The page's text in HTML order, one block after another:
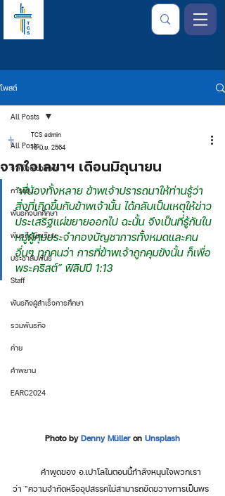
โพสต์
All Posts
จากใจเลขาธิการ
การเงิน
พันธกิจนักศึกษา
พันธกิจนักเรียน
ประชาสัมพันธ์
Staff
พันธกิจผู้สำเร็จการศึกษา
รวมพันธกิจ
ค่าย
คำพยาน
EARC2024
All Posts
จากใจเลขาฯ เดือนมิถุนายน
TCS admin
16 มิ.ย. 2564
“พี่น้องทั้งหลาย ข้าพเจ้าปรารถนาให้ท่านรู้ว่า
สิ่งที่เกิดขึ้นกับข้าพเจ้านั้น ได้กลับเป็นเหตุให้ข่าว
ประเสริฐแผ่ขยายออกไป ฉะนั้น จึงเป็นที่รู้กันใน
หมู่ผู้คุมประจำกองบัญชาการทั้งหมดและคน
อื่นๆ ทุกคนว่า การที่ข้าพเจ้าถูกคุมขังนั้น ก็เพื่อ
พระคริสต์” ฟิลิปปี 1:13
Photo by Denny Müller on Unsplash
ว่า “ความจำกัดหรืออุปสรรคไม่สามารถขัดขวางการเป็นพร